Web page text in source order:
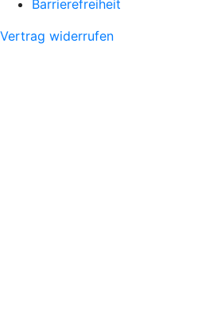
Barrierefreiheit
Vertrag widerrufen